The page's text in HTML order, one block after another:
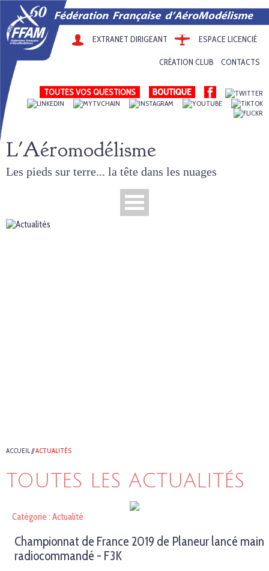
EXTRANET DIRIGEANT ESPACE LICENCIÉ
CRÉATION CLUB CONTACTS
TOUTES VOS QUESTIONS
L'Aéromodélisme
Les pieds sur terre... la tête dans les nuages
ACCUEIL//ACTUALITÉS
TOUTES LES ACTUALITÉS
Catégorie : Actualité
Championnat de France 2019 de Planeur lancé main
radiocommandé - F3K